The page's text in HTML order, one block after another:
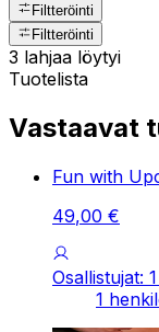
Filtteröinti
Filtteröinti
3 lahjaa löytyi
Tuotelista
Vastaavat
Fun with
49,00 €
Osallistujat:
1